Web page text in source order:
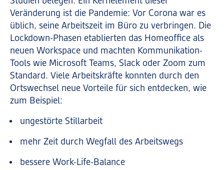
Veränderung ist die Pandemie: Vor Corona war es
üblich, seine Arbeitszeit im Büro zu verbringen. Die
Lockdown-Phasen etablierten das Homeoffice als
neuen Workspace und machten Kommunikation-
Tools wie Microsoft Teams, Slack oder Zoom zum
Standard. Viele Arbeitskräfte konnten durch den
Ortswechsel neue Vorteile für sich entdecken, wie
zum Beispiel:
ungestörte Stillarbeit
mehr Zeit durch Wegfall des Arbeitswegs
bessere Work-Life-Balance